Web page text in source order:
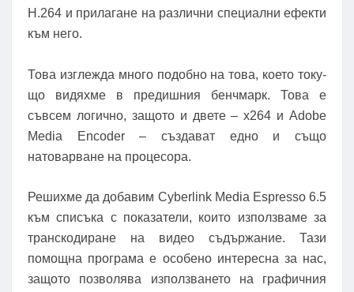
H.264 и прилагане на различни специални ефекти
към него.
Това изглежда много подобно на това, което току-
що видяхме в предишния бенчмарк. Това е
съвсем логично, защото и двете – x264 и Adobe
Media Encoder – създават едно и също
натоварване на процесора.
Решихме да добавим Cyberlink Media Espresso 6.5
към списъка с показатели, които използваме за
транскодиране на видео съдържание. Тази
помощна програма е особено интересна за нас,
защото позволява използването на графичния